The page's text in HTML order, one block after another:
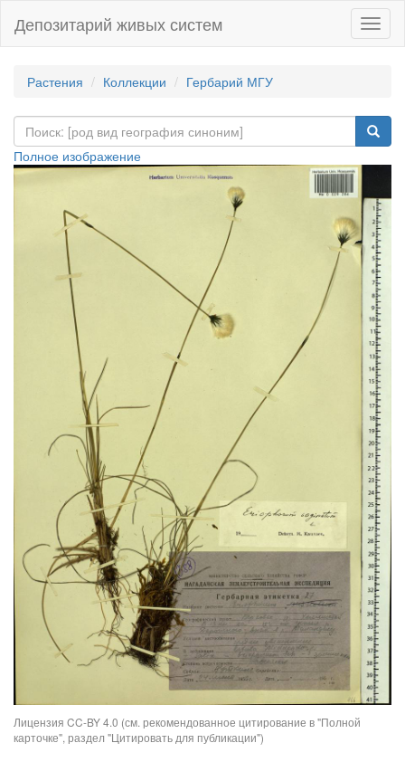
Депозитарий живых систем
Растения Коллекции Гербарий МГУ
Полное изображение
Лицензия CC-BY 4.0 (см. рекомендованное цитирование в "Полной
карточке", раздел "Цитировать для публикации")